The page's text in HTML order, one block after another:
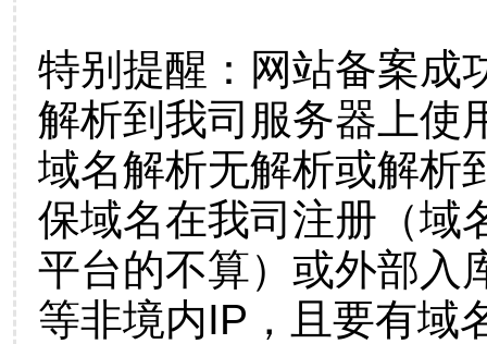
特别提醒：网站备案成
解析到我司服务器上使
域名解析无解析或解析
保域名在我司注册（域
平台的不算）或外部入
等非境内IP，且要有域